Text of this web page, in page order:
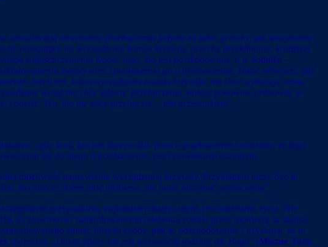
umożliwiają otrzymanie przebaczenia jedynie za takie grzechy, jak spożywanie
polegające na wyrządzeniu komuś krzywdy, grzechy przeklinania, kradzieży
zadośćuczynienia wobec tego, kto jest poszkodowany, a w dodatku –
swojej winy i poproszenia go o przebaczenie. Także wówczas, gdy
Jeżeli ten, komu wyrządzona została krzywda, nie chce wybaczyć temu,
wciąż nie chce udzielić przebaczenia, należy ponownie próbować w
i odejść. Ten, kto nie chce przebaczyć – jest grzesznikiem”.
– gdy ktoś, kto nas skrzywdził, prosi o przebaczenie i widzimy, że jego
się do niego o przebaczenie, jest człowiekiem okrutnym.
możliwość naprawienia wyrządzonej krzywdy. Przykładem może być tu
Ten, kto niszczy dobre imię bliźniego, nie może otrzymać wybaczenia”.
przypadkiem, najbardziej drastycznym, jest odebranie życia. Nie
człowiekowi zamordowanemu odebrana została przez mordercę ta szansa.
śmierć bliskiej osoby, płacąc odszkodowanie i uzyskując za to
stwierdza: „Dusza ofiary nie jest własnością rodziny, ale Boga” (Miszne Tora,